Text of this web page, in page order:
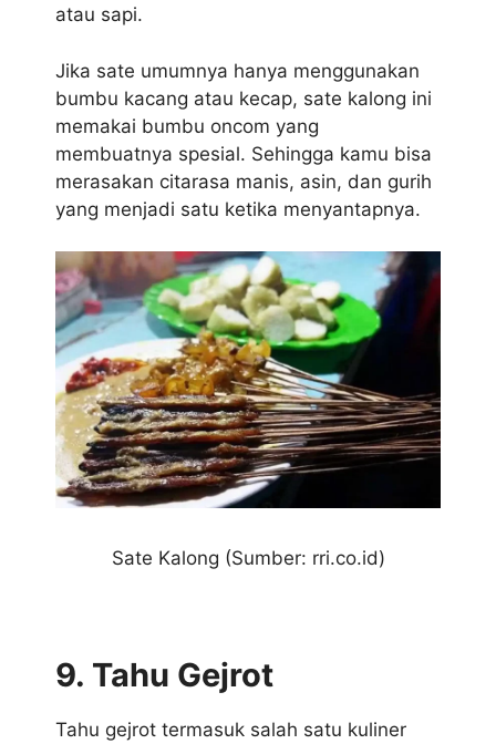
atau sapi.
Jika sate umumnya hanya menggunakan
bumbu kacang atau kecap, sate kalong ini
memakai bumbu oncom yang
membuatnya spesial. Sehingga kamu bisa
merasakan citarasa manis, asin, dan gurih
yang menjadi satu ketika menyantapnya.
Sate Kalong (Sumber: rri.co.id)
9. Tahu Gejrot
Tahu gejrot termasuk salah satu kuliner